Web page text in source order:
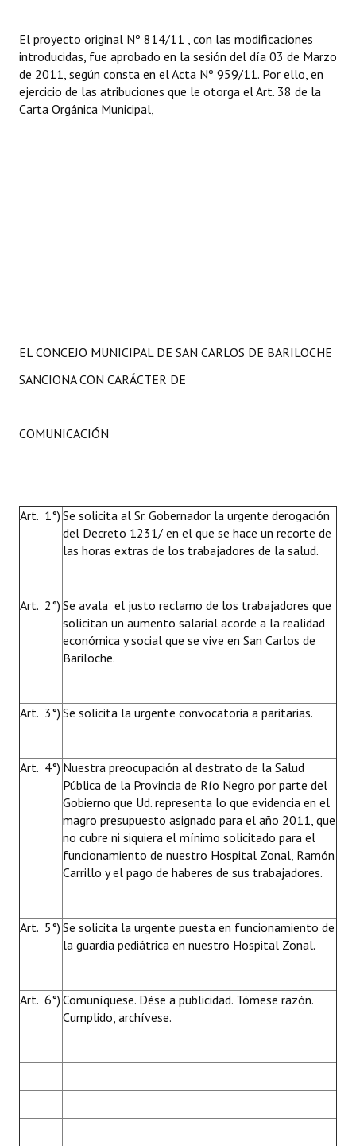
Antiguos Pobladores - Registro
Reconocimientos - Registro
Bariloche, Municipio intercultural
El proyecto original Nº 814/11 , con las modificaciones
introducidas, fue aprobado en la sesión del día 03 de Marzo
de 2011, según consta en el Acta Nº 959/11. Por ello, en
ejercicio de las atribuciones que le otorga el Art. 38 de la
Carta Orgánica Municipal,
EL CONCEJO MUNICIPAL DE SAN CARLOS DE BARILOCHE
SANCIONA CON CARÁCTER DE
COMUNICACIÓN
Art. 1°) Se solicita al Sr. Gobernador la urgente derogación
del Decreto 1231/ en el que se hace un recorte de
las horas extras de los trabajadores de la salud.
Art. 2°) Se avala el justo reclamo de los trabajadores que
solicitan un aumento salarial acorde a la realidad
económica y social que se vive en San Carlos de
Bariloche.
Art. 3°) Se solicita la urgente convocatoria a paritarias.
Art. 4°) Nuestra preocupación al destrato de la Salud
Pública de la Provincia de Río Negro por parte del
Gobierno que Ud. representa lo que evidencia en el
magro presupuesto asignado para el año 2011, que
no cubre ni siquiera el mínimo solicitado para el
funcionamiento de nuestro Hospital Zonal, Ramón
Carrillo y el pago de haberes de sus trabajadores.
Art. 5°) Se solicita la urgente puesta en funcionamiento de
la guardia pediátrica en nuestro Hospital Zonal.
Art. 6°) Comuníquese. Dése a publicidad. Tómese razón.
Cumplido, archívese.